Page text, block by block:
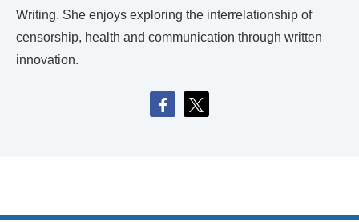
Writing. She enjoys exploring the interrelationship of
censorship, health and communication through written
innovation.